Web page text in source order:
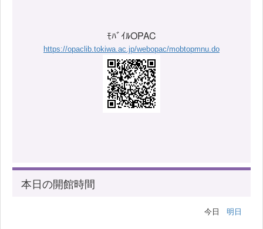
ﾓﾊﾞｲﾙOPAC
https://opaclib.tokiwa.ac.jp/webopac/mobtopmnu.do
本日の開館時間
今日 明日